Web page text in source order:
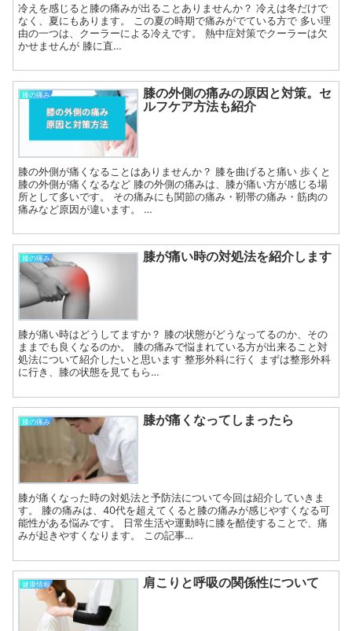
冷えを感じると膝の痛みが出ることありませんか？ 冷えは冬だけで
なく、夏にもあります。 この夏の時期で痛みがでている方で 多い理
由の一つは、クーラーによる冷えです。 熱中症対策でクーラーは欠
かせませんが 膝に直…
膝の痛み
膝の外側の痛みの原因と対策。セ
ルフケア方法も紹介
膝の外側が痛くなることはありませんか？ 膝を曲げると痛い 歩くと
膝の外側が痛くなるなど 膝の外側の痛みは、膝が痛い方が感じる場
所として多いです。 その痛みにも関節の痛み・靭帯の痛み・筋肉の
痛みなど原因が違います。 …
膝の痛み 膝が痛い時の対処法を紹介します
膝が痛い時はどうしてますか？ 膝の状態がどうなってるのか、その
ままでも良くなるのか。 膝の痛みで悩まれている方が出来ること対
処法について紹介したいと思います 整形外科に行く まずは整形外科
に行き、膝の状態を見てもら…
膝の痛み 膝が痛くなってしまったら
膝が痛くなった時の対処法と予防法について今回は紹介していきま
す。 膝の痛みは、40代を超えてくると膝の痛みが感じやすくなる可
能性がある悩みです。 日常生活や運動時に膝を酷使することで、痛
みが起きやすくなります。 この記事…
健康情報 肩こりと呼吸の関係性について